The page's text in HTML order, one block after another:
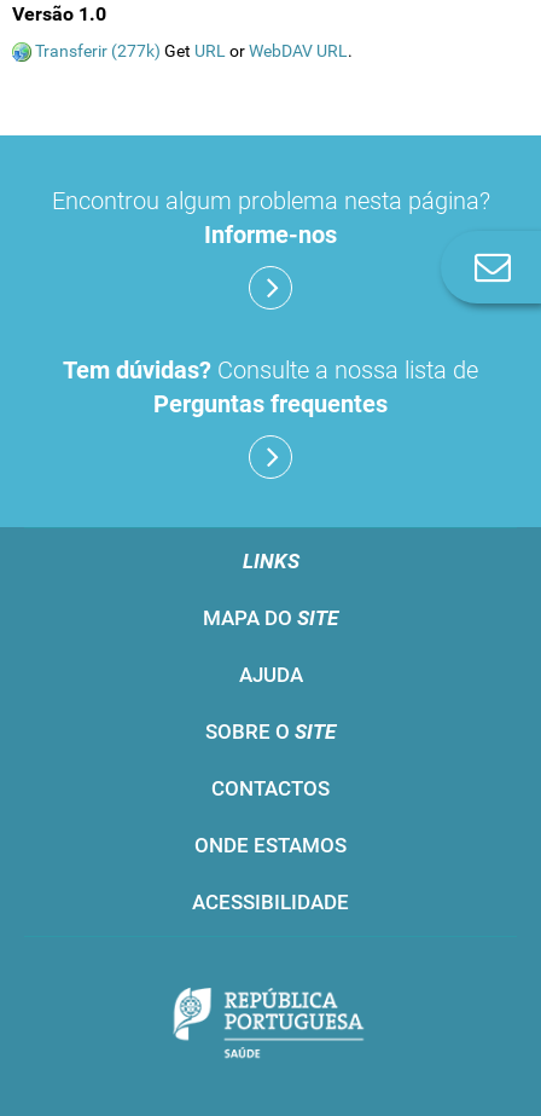
Versão 1.0
Transferir (277k) Get URL orWebDAV URL .
Encontrou algum problema nesta página?
Informe-nos
Tem dúvidas? Consulte a nossa lista de
Perguntas frequentes
LINKS
MAPA DO SITE
AJUDA
SOBRE O SITE
CONTACTOS
ONDE ESTAMOS
ACESSIBILIDADE